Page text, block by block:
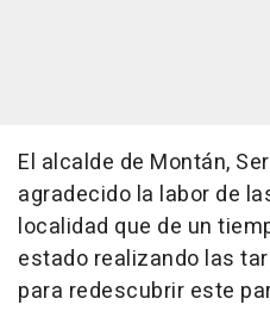
El alcalde de Montán,
agradecido la labor de
localidad que de un
estado realizando las
para redescubrir este